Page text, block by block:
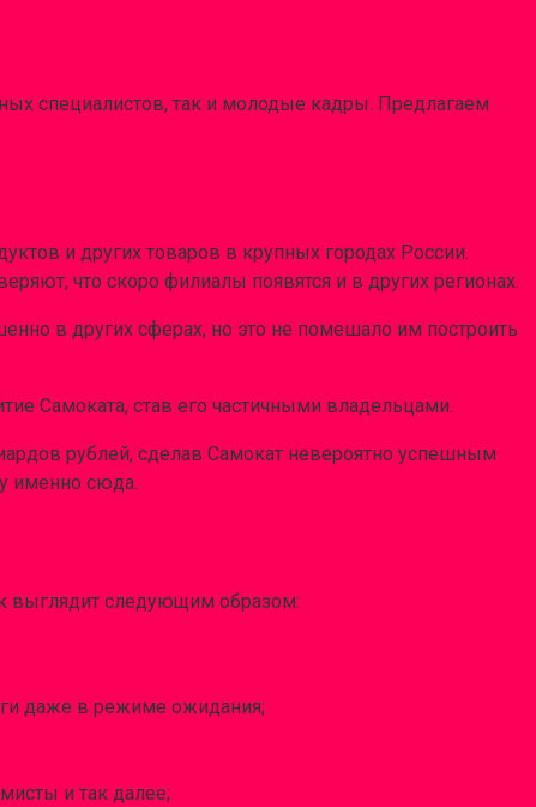
специалистов, так и молодые кадры. Предлагаем
и других товаров в крупных городах России.
что скоро филиалы появятся и в других регионах.
в других сферах, но это не помешало им построить
Самоката, став его частичными владельцами.
рублей, сделав Самокат невероятно успешным
именно сюда.
выглядит следующим образом:
даже в режиме ожидания;
и так далее;